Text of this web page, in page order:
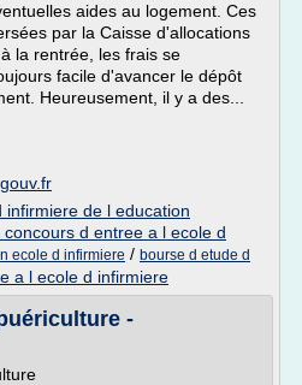
aides au logement. Ces
par la Caisse d'allocations
la rentrée, les frais se
facile d'avancer le dépôt
Heureusement, il y a des...
infirmiere de l education
d entree a l ecole d
ecole d infirmiere / bourse d etude d
a l ecole d infirmiere
-